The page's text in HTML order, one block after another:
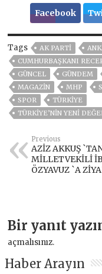
Facebook
Tags AK PARTİ
CUMHURBAŞKANI
GÜNCEL
GÜNDEM
MAGAZİN
MHP
SPOR
TÜRKİYE
TÜRKİYE’NİN YENİ
Previous
AZİZ AKKUŞ
MİLLETVEKİLİ
ÖZYAVUZ `A
Bir yanıt
açmalısınız.
Haber Arayın